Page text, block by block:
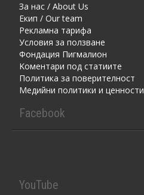
За нас / About Us
Екип / Our team
Рекламна тарифа
Условия за ползване
Фондация Пигмалион
Kоментaри под статиите
Политика за поверителност
Медийни политики и ценности
Facebook
YouTube